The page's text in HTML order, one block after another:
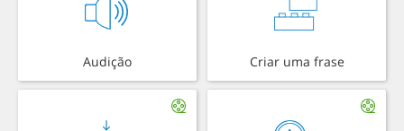
Audição Criar uma frase